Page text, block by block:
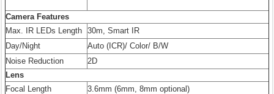
Camera Features
Max. IR LEDs Length
30m, Smart IR
Day/Night
Auto (ICR)/ Color/ B/W
Noise Reduction
2D
Lens
Focal Length
3.6mm (6mm, 8mm optional)